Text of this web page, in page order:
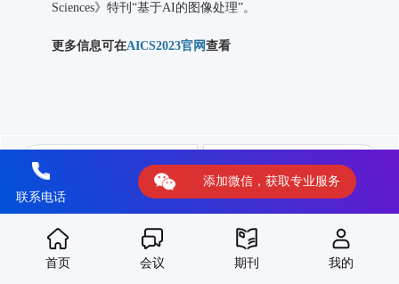
Sciences》特刊“基于AI的图像处理”。
更多信息可在AICS2023官网查看
上一篇：【独立成册出版 EI检索稳定】第二届机电一体化与自动化技术国际会议 ，火热征稿中~ 下一篇：【检索稳定】第三届流体与化学工程国际学术会议，征稿进行中！
首页 会议 期刊 我的
联系电话
添加微信，获取专业服务